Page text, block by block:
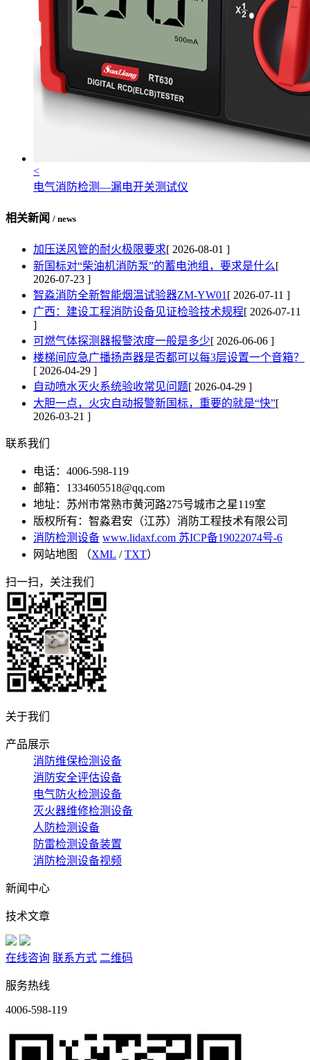
<
电气消防检测—漏电开关测试仪
相关新闻 / news
加压送风管的耐火极限要求[ 2026-08-01 ]
新国标对“柴油机消防泵”的蓄电池组，要求是什么[
2026-07-23 ]
智淼消防全新智能烟温试验器ZM-YW01[ 2026-07-11 ]
广西：建设工程消防设备见证检验技术规程[ 2026-07-11
]
可燃气体探测器报警浓度一般是多少[ 2026-06-06 ]
楼梯间应急广播扬声器是否都可以每3层设置一个音箱？
[ 2026-04-29 ]
自动喷水灭火系统验收常见问题[ 2026-04-29 ]
大胆一点，火灾自动报警新国标，重要的就是“快”[
2026-03-21 ]
联系我们
电话：4006-598-119
邮箱：1334605518@qq.com
地址：苏州市常熟市黄河路275号城市之星119室
版权所有：智淼君安（江苏）消防工程技术有限公司
消防检测设备 www.lidaxf.com 苏ICP备19022074号-6
网站地图 （XML /TXT）
扫一扫，关注我们
关于我们
产品展示
消防维保检测设备
消防安全评估设备
电气防火检测设备
灭火器维修检测设备
人防检测设备
防雷检测设备装置
消防检测设备视频
新闻中心
技术文章
在线咨询 联系方式 二维码
服务热线
4006-598-119